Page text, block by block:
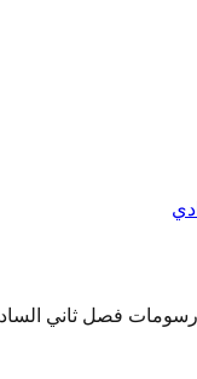
فصل ثاني